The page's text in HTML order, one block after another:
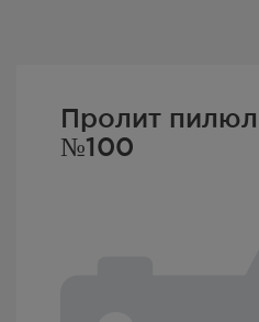
Пролит
№100